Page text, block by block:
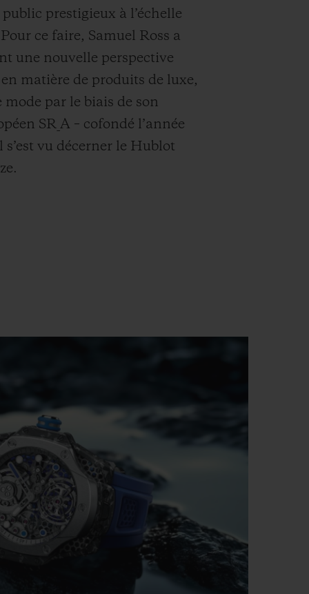
prestigieux à l’échelle
ce faire, Samuel Ross a
une nouvelle perspective
matière de produits de luxe,
mode par le biais de son
SR_A – cofondé l’année
s’est vu décerner le Hublot